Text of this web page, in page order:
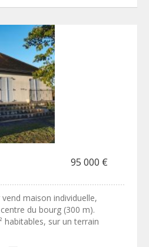
95 000 €
maison individuelle,
du bourg (300 m).
habitables, sur un terrain